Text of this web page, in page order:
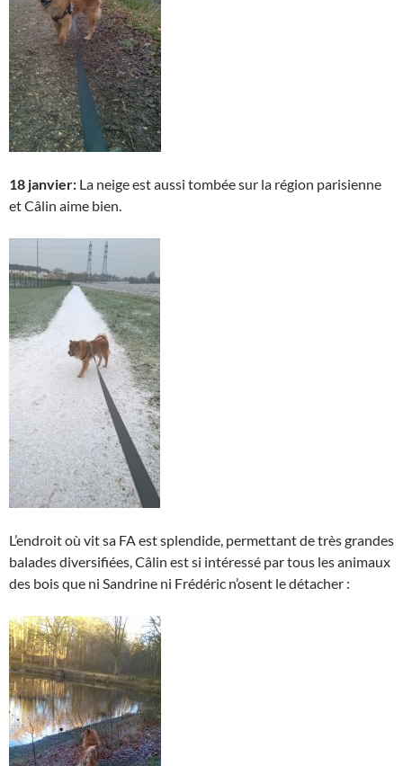
18 janvier: La neigeest aussi tombée sur la région parisienne
et Câlin aime bien.
L’endroit où vit sa FA est splendide, permettant de très grandes
balades diversifiées, Câlin est si intéressé par tous les animaux
des bois que ni Sandrine ni Frédéric n’osent le détacher :